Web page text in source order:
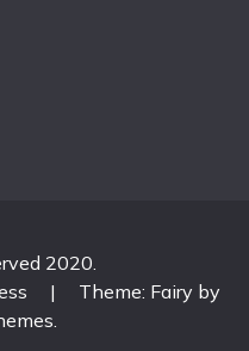
2020.
|
Theme: Fairy by